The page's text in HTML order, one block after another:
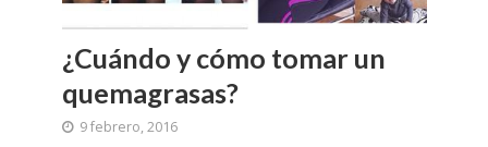
¿Cuándo y cómo tomar un
quemagrasas?
9 febrero, 2016